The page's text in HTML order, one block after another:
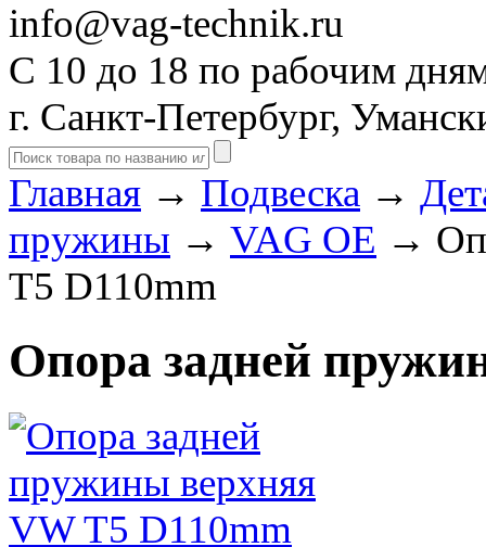
info@vag-technik.ru
С 10 до 18 по рабочим
г. Санкт-Петербург,
Главная → Подвеска →
пружины → VAG OE →
T5 D110mm
Опора задней